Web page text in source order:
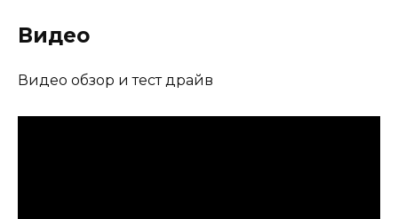
Видео
Видео обзор и тест драйв